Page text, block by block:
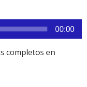
00:00
completos en